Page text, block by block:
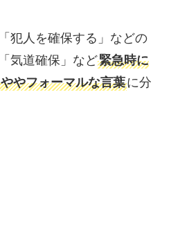
犯人を確保する」などの
気道確保」など緊急時に
ややフォーマルな言葉に分